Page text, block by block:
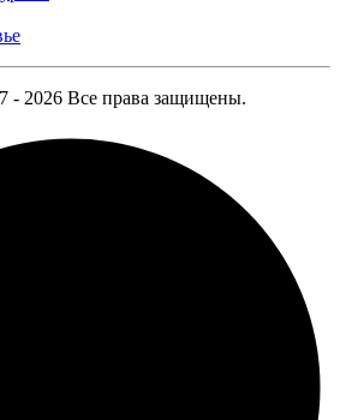
- 2026 Все права защищены.